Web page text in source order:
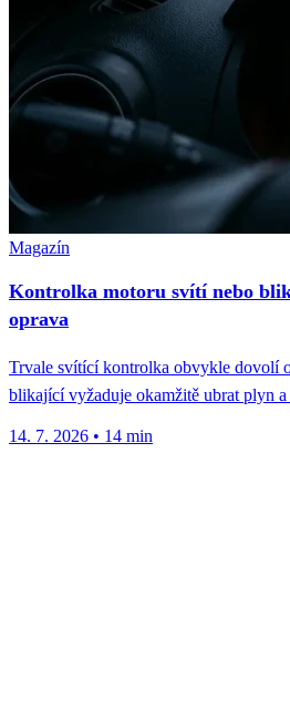
Magazín
Kontrolka motoru svítí nebo
oprava
Trvale svítící kontrolka obvykle dovolí
blikající vyžaduje okamžitě ubrat plyn a
14. 7. 2026 • 14 min